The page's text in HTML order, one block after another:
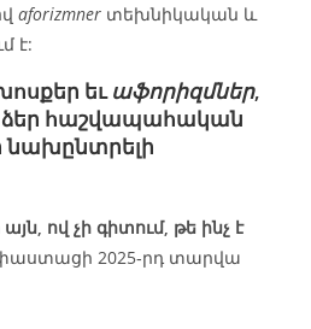
aforizmner տեխնիկական և
է:
եւաֆորիզմներ,
հաշվապահական
նախընտրելի
այն, ով չի գիտում, թե ինչ է
2025‑րդ տարվա